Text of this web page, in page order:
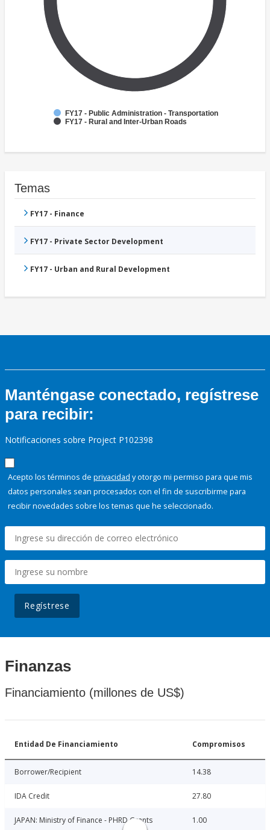
FY17 - Public Administration - Transportation
FY17 - Rural and Inter-Urban Roads
Temas
FY17 - Finance
FY17 - Private Sector Development
FY17 - Urban and Rural Development
Manténgase conectado, regístrese
para recibir:
Notificaciones sobre Project P102398
Acepto los términos de privacidad y otorgo mi permiso para que mis
datos personales sean procesados con el fin de suscribirme para
recibir novedades sobre los temas que he seleccionado.
Regístrese
Finanzas
Financiamiento (millones de US$)
Entidad De Financiamiento Compromisos
Borrower/Recipient 14.38
IDA Credit 27.80
JAPAN: Ministry of Finance - PHRD Grants 1.00